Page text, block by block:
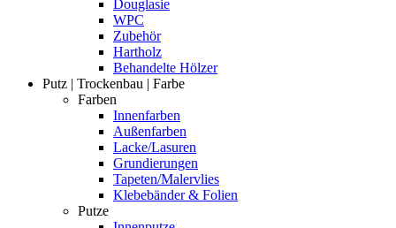
Douglasie
WPC
Zubehör
Hartholz
Behandelte Hölzer
Putz | Trockenbau | Farbe
Farben
Innenfarben
Außenfarben
Lacke/Lasuren
Grundierungen
Tapeten/Malervlies
Klebebänder & Folien
Putze